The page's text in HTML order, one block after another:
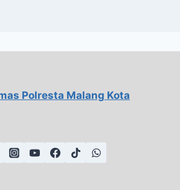
Polresta Malang Kota